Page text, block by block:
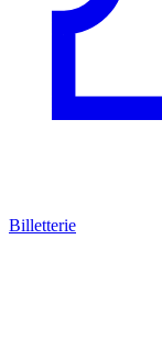
Billetterie